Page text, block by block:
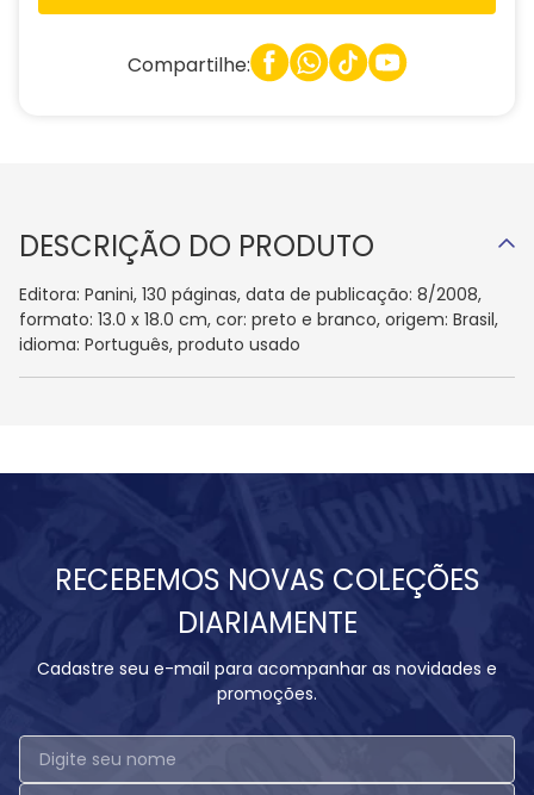
Compartilhe:
DESCRIÇÃO DO PRODUTO
Editora: Panini, 130 páginas, data de publicação: 8/2008,
formato: 13.0 x 18.0 cm, cor: preto e branco, origem: Brasil,
idioma: Português, produto usado
RECEBEMOS NOVAS COLEÇÕES
DIARIAMENTE
Cadastre seu e-mail para acompanhar as novidades e
promoções.